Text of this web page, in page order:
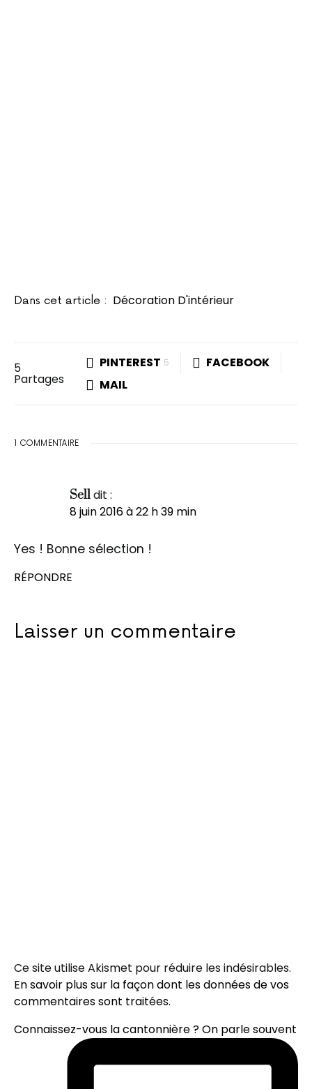
Dans cet article : Décoration D'intérieur
5
Partages
PINTEREST 5
FACEBOOK
MAIL
1 COMMENTAIRE
Selldit :
8 juin 2016 à 22 h 39 min
Yes ! Bonne sélection !
RÉPONDRE
Laisser un commentaire
Ce site utilise Akismet pour réduire les indésirables.
En savoir plus sur la façon dont les données de vos
commentaires sont traitées.
Connaissez-vous la cantonnière ? On parle souvent